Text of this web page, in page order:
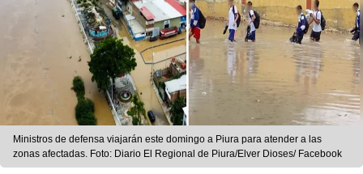
Ministros de defensa viajarán este domingo a Piura para atender a las
zonas afectadas. Foto: Diario El Regional de Piura/Elver Dioses/ Facebook